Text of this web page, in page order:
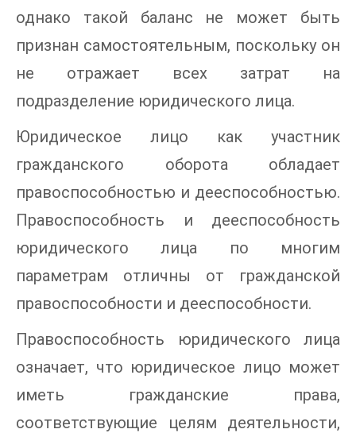
однако такой баланс не может быть
признан самостоятельным, поскольку он
не отражает всех затрат на
подразделение юридического лица.
Юридическое лицо как участник
гражданского оборота обладает
правоспособностью и дееспособностью.
Правоспособность и дееспособность
юридического лица по многим
параметрам отличны от гражданской
правоспособности и дееспособности.
Правоспособность юридического лица
означает, что юридическое лицо может
иметь гражданские права,
соответствующие целям деятельности,